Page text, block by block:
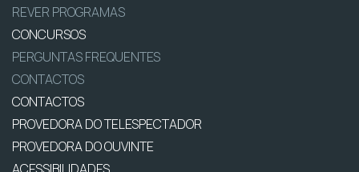
REVER PROGRAMAS
CONCURSOS
PERGUNTAS FREQUENTES
CONTACTOS
CONTACTOS
PROVEDORA DO TELESPECTADOR
PROVEDORA DO OUVINTE